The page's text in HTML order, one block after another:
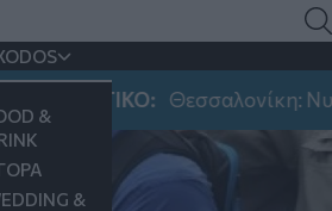
&
&
Θεσσαλονίκη: